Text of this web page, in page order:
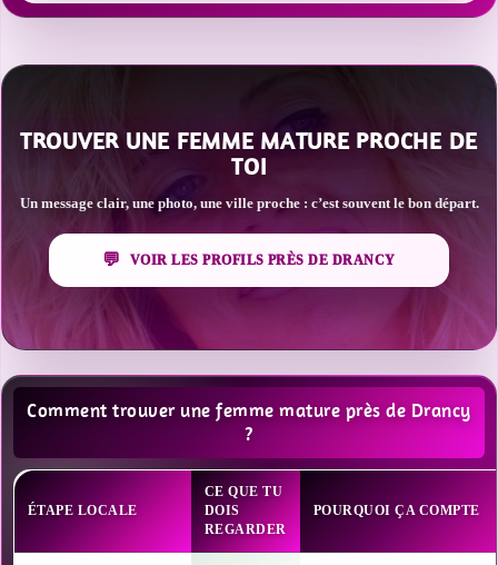
TROUVER UNE FEMME MATURE PROCHE DE
TOI
Un message clair, une photo, une ville proche : c’est souvent le bon départ.
VOIR LES PROFILS PRÈS DE DRANCY
Comment trouver une femme mature près de Drancy
?
ÉTAPE LOCALE
CE QUE TU
DOIS
REGARDER
POURQUOI ÇA COMPTE